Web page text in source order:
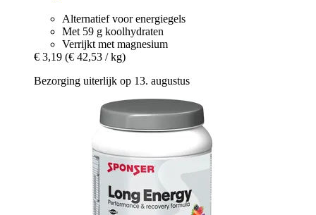
Alternatief voor energiegels
Met 59 g koolhydraten
Verrijkt met magnesium
€ 3,19 (€ 42,53 / kg)
Bezorging uiterlijk op 13. augustus